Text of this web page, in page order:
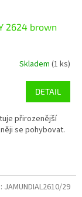
2624 brown
Skladem (1 ks)
DETAIL
přirozenější
se pohybovat.
JAMUNDIAL2610/29